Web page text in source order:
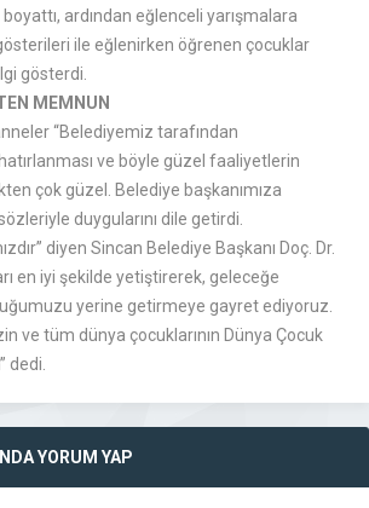
ardından eğlenceli yarışmalara
ile eğlenirken öğrenen çocuklar
gösterdi.
MEMNUN
“Belediyemiz tarafından
ve böyle güzel faaliyetlerin
çok güzel. Belediye başkanımıza
duygularını dile getirdi.
diyen Sincan Belediye Başkanı Doç. Dr.
en iyi şekilde yetiştirerek, geleceğe
yerine getirmeye gayret ediyoruz.
ve tüm dünya çocuklarının Dünya Çocuk
dedi.
YORUM YAP